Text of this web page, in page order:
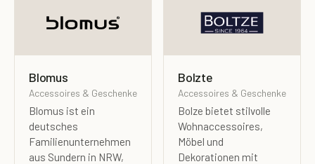
Blomus
Accessoires & Geschenke
Blomus ist ein
deutsches
Familienunternehmen
aus Sundern in NRW,
Bolzte
Accessoires & Geschenke
Bolze bietet stilvolle
Wohnaccessoires,
Möbel und
Dekorationen mit